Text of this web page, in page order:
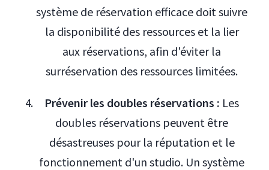
système de réservation efficace doit suivre
la disponibilité des ressources et la lier
aux réservations, afin d'éviter la
surréservation des ressources limitées.
Prévenir les doubles réservations : Les
doubles réservations peuvent être
désastreuses pour la réputation et le
fonctionnement d'un studio. Un système